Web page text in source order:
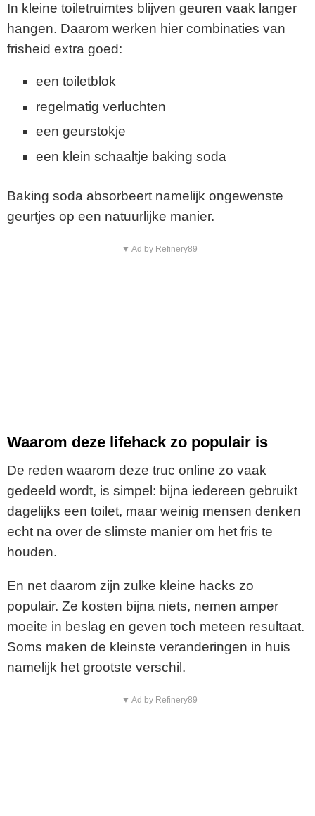
In kleine toiletruimtes blijven geuren vaak langer
hangen. Daarom werken hier combinaties van
frisheid extra goed:
een toiletblok
regelmatig verluchten
een geurstokje
een klein schaaltje baking soda
Baking soda absorbeert namelijk ongewenste
geurtjes op een natuurlijke manier.
▼ Ad by Refinery89
Waarom deze lifehack zo populair is
De reden waarom deze truc online zo vaak
gedeeld wordt, is simpel: bijna iedereen gebruikt
dagelijks een toilet, maar weinig mensen denken
echt na over de slimste manier om het fris te
houden.
En net daarom zijn zulke kleine hacks zo
populair. Ze kosten bijna niets, nemen amper
moeite in beslag en geven toch meteen resultaat.
Soms maken de kleinste veranderingen in huis
namelijk het grootste verschil.
▼ Ad by Refinery89